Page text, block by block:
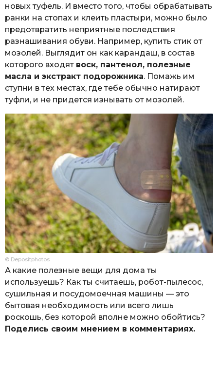
новых туфель. И вместо того, чтобы обрабатывать
ранки на стопах и клеить пластыри, можно было
предотвратить неприятные последствия
разнашивания обуви. Например, купить стик от
мозолей. Выглядит он как карандаш, в состав
которого входят воск, пантенол, полезные
масла и экстракт подорожника. Помажь им
ступни в тех местах, где тебе обычно натирают
туфли, и не придется изнывать от мозолей.
© Depositphotos
А какие полезные вещи для дома ты
используешь? Как ты считаешь, робот-пылесос,
сушильная и посудомоечная машины — это
бытовая необходимость или всего лишь
роскошь, без которой вполне можно обойтись?
Поделись своим мнением в комментариях.